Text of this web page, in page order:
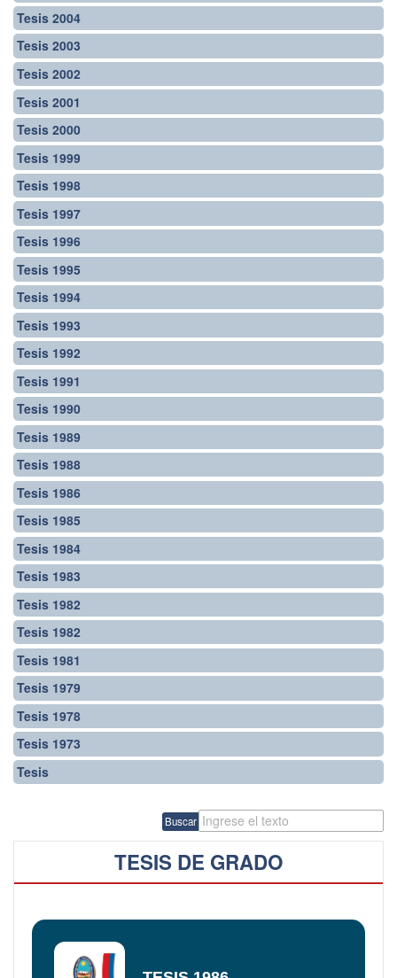
Tesis 2004
Tesis 2003
Tesis 2002
Tesis 2001
Tesis 2000
Tesis 1999
Tesis 1998
Tesis 1997
Tesis 1996
Tesis 1995
Tesis 1994
Tesis 1993
Tesis 1992
Tesis 1991
Tesis 1990
Tesis 1989
Tesis 1988
Tesis 1986
Tesis 1985
Tesis 1984
Tesis 1983
Tesis 1982
Tesis 1982
Tesis 1981
Tesis 1979
Tesis 1978
Tesis 1973
Tesis
Buscar
TESIS DE GRADO